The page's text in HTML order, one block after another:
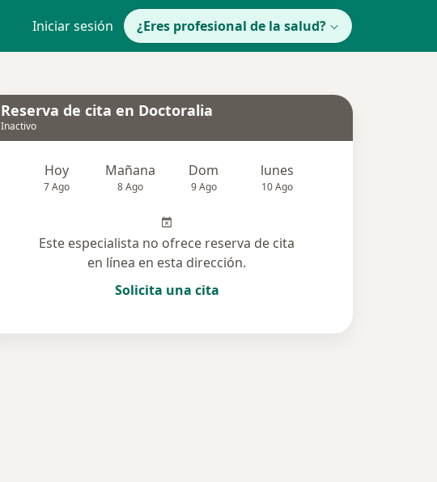
Iniciar sesión ¿Eres profesional de la salud?
Reserva de cita en Doctoralia
Inactivo
Hoy
7 Ago
Mañana
8 Ago
Dom
9 Ago
lunes
10 Ago
Este especialista no ofrece reserva de cita
en línea en esta dirección.
Solicita una cita